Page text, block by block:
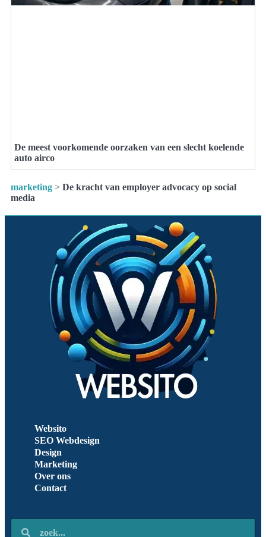
De meest voorkomende oorzaken van een slecht koelende
auto airco
marketing > De kracht van employer advocacy op social
media
Websito
SEO Webdesign
Design
Marketing
Over ons
Contact